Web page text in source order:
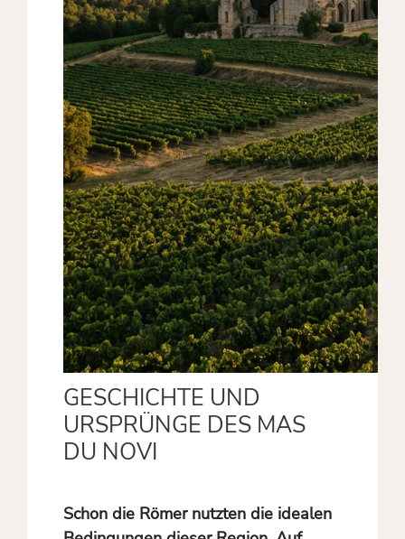
GESCHICHTE UND
URSPRÜNGE DES MAS
DU NOVI
Schon die Römer nutzten die idealen